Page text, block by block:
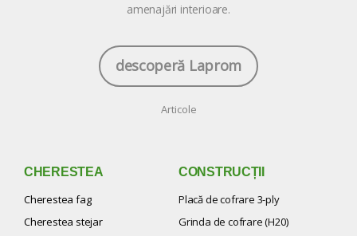
amenajări interioare.
descoperă Laprom
Articole
CHERESTEA
Cherestea fag
Cherestea stejar
CONSTRUCȚII
Placă de cofrare 3-ply
Grinda de cofrare (H20)